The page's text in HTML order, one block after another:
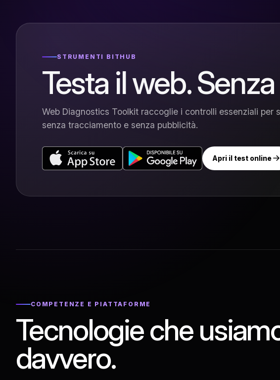
STRUMENTI BITHUB
Testa il web.
Web Diagnostics Toolkit raccoglie i controlli essenziali per
senza tracciamento e senza pubblicità.
Apri il test online
COMPETENZE E PIATTAFORME
Tecnologie che
davvero.